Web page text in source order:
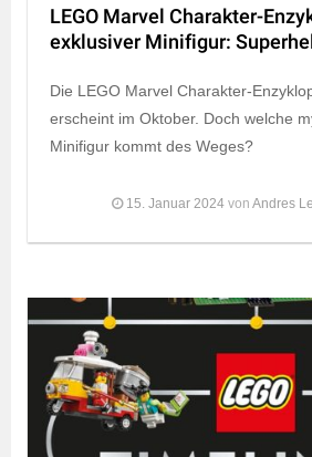
LEGO Marvel Charakter-
exklusiver Minifigur:
Die LEGO Marvel Charakter-
erscheint im Oktober. Doch welche
Minifigur kommt des Weges?
15. Januar 2024 von Andres